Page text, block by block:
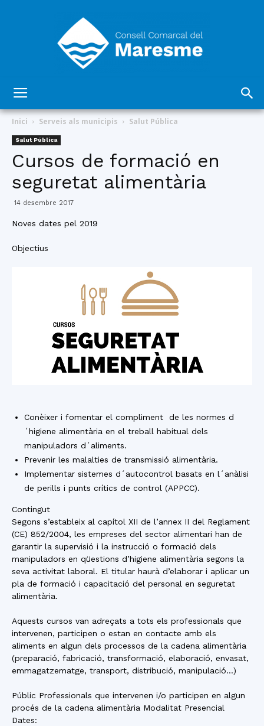
Comarcal
Inici Serveis als municipis Salut Pública
Salut Pública
Cursos de formació en
seguretat alimentària
14 desembre 2017
Noves dates pel 2019
Objectius
Conèixer i fomentar el compliment de les normes d
´higiene alimentària en el treball habitual dels
manipuladors d´aliments.
Prevenir les malalties de transmissió alimentària.
Implementar sistemes d´autocontrol basats en l´anàlisi
de perills i punts crítics de control (APPCC).
Contingut
Segons s’estableix al capítol XII de l’annex II del Reglament
(CE) 852/2004, les empreses del sector alimentari han de
garantir la supervisió i la instrucció o formació dels
manipuladors en qüestions d’higiene alimentària segons la
seva activitat laboral. El titular haurà d’elaborar i aplicar un
pla de formació i capacitació del personal en seguretat
alimentària.
Aquests cursos van adreçats a tots els professionals que
intervenen, participen o estan en contacte amb els
aliments en algun dels processos de la cadena alimentària
(preparació, fabricació, transformació, elaboració, envasat,
emmagatzematge, transport, distribució, manipulació…)
Públic Professionals que intervenen i/o participen en algun
procés de la cadena alimentària Modalitat Presencial
Dates: